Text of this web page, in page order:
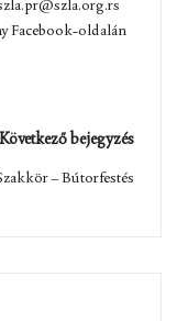
Facebook-oldalán
Következő bejegyzés
– Bútorfestés